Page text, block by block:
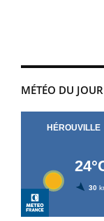
MÉTÉO DU JOUR